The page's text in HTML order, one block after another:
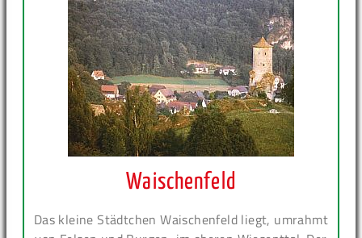
Waischenfeld
Das kleine Städtchen Waischenfeld liegt, umrahmt